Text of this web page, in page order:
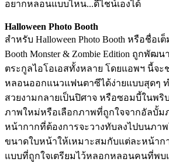
อยากหลอนแบบไหน...ดีไชน์เองได้
Halloween Photo Booth
สำหรับ Halloween Photo Booth หรือชื่อเต็
Booth Monster & Zombie Edition ถูกพั
ตระกูลไอโอเอสทั้งหลาย โดยแอพฯ นี้จ
หลอนออกแนวแฟนตาซีได้ง่ายแบบสุดๆ
สวยงามกลายเป็นปิศาจ หรือซอมบี้ในพริ
ภาพใหม่หรือเลือกภาพที่ถูกใจจากอัลบั้ม
หน้ากากที่ต้องการจะวางทับลงไปบนภา
ขนาดใบหน้าให้เหมาะสมกับแต่ละหน้าก
แบบที่ถูกใจเตรียมไว้หลอกหลอนคนที่พบ